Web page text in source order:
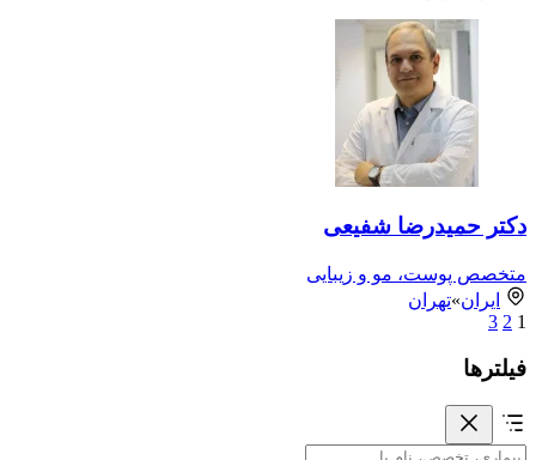
دکتر حمیدرضا شفیعی
متخصص پوست، مو و زیبایی
ایران»تهران
1
2
3
فیلترها